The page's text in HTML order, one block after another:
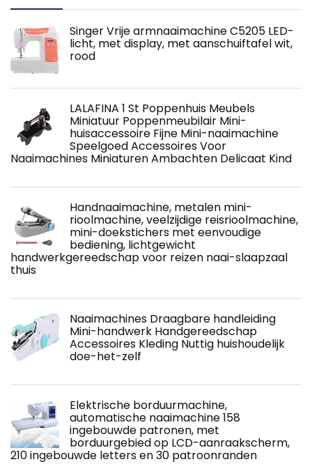
Singer Vrije armnaaimachine C5205 LED-
licht, met display, met aanschuiftafel wit,
rood
LALAFINA 1 St Poppenhuis Meubels
Miniatuur Poppenmeubilair Mini-
huisaccessoire Fijne Mini-naaimachine
Speelgoed Accessoires Voor
Naaimachines Miniaturen Ambachten Delicaat Kind
Handnaaimachine, metalen mini-
rioolmachine, veelzijdige reisrioolmachine,
mini-doekstichers met eenvoudige
bediening, lichtgewicht
handwerkgereedschap voor reizen naai-slaapzaal
thuis
Naaimachines Draagbare handleiding
Mini-handwerk Handgereedschap
Accessoires Kleding Nuttig huishoudelijk
doe-het-zelf
Elektrische borduurmachine,
automatische naaimachine 158
ingebouwde patronen, met
borduurgebied op LCD-aanraakscherm,
210 ingebouwde letters en 30 patroonranden